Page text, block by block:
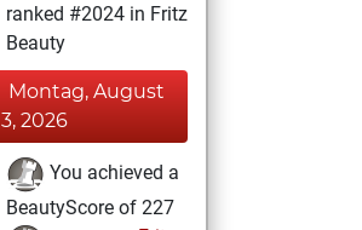
ranked #2024 in Fritz
Beauty
Montag, August
3, 2026
You achieved a
BeautyScore of 227